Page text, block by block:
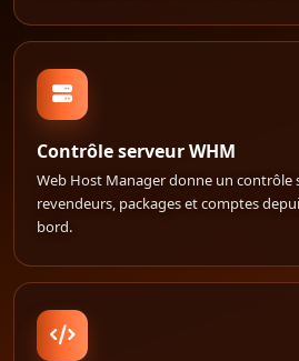
Contrôle serveur WHM
Web Host Manager donne un contrôle
revendeurs, packages et comptes
bord.